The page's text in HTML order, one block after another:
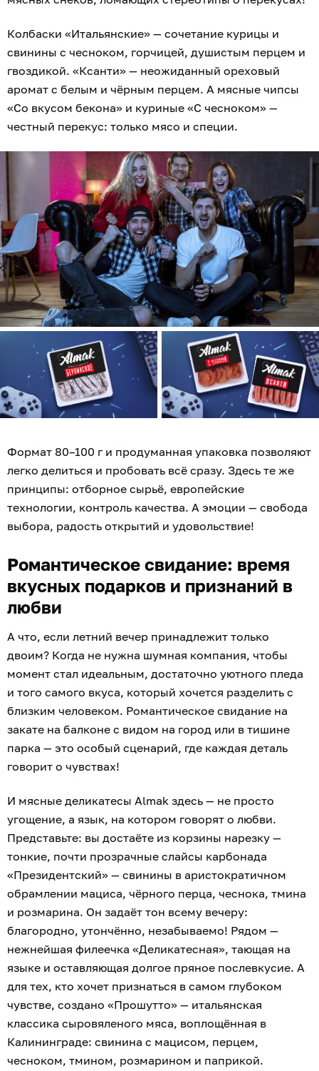
Колбаски «Итальянские» — сочетание курицы и
свинины с чесноком, горчицей, душистым перцем и
гвоздикой. «Ксанти» — неожиданный ореховый
аромат с белым и чёрным перцем. А мясные чипсы
«Со вкусом бекона» и куриные «С чесноком» —
честный перекус: только мясо и специи.
Формат 80–100 г и продуманная упаковка позволяют
легко делиться и пробовать всё сразу. Здесь те же
принципы: отборное сырьё, европейские
технологии, контроль качества. А эмоции — свобода
выбора, радость открытий и удовольствие!
Романтическое свидание: время
вкусных подарков и признаний в
любви
А что, если летний вечер принадлежит только
двоим? Когда не нужна шумная компания, чтобы
момент стал идеальным, достаточно уютного пледа
и того самого вкуса, который хочется разделить с
близким человеком. Романтическое свидание на
закате на балконе с видом на город или в тишине
парка — это особый сценарий, где каждая деталь
говорит о чувствах!
И мясные деликатесы Almak здесь — не просто
угощение, а язык, на котором говорят о любви.
Представьте: вы достаёте из корзины нарезку —
тонкие, почти прозрачные слайсы карбонада
«Президентский» — свинины в аристократичном
обрамлении мациса, чёрного перца, чеснока, тмина
и розмарина. Он задаёт тон всему вечеру:
благородно, утончённо, незабываемо! Рядом —
нежнейшая филеечка «Деликатесная», тающая на
языке и оставляющая долгое пряное послевкусие. А
для тех, кто хочет признаться в самом глубоком
чувстве, создано «Прошутто» — итальянская
классика сыровяленого мяса, воплощённая в
Калининграде: свинина с мацисом, перцем,
чесноком, тмином, розмарином и паприкой.